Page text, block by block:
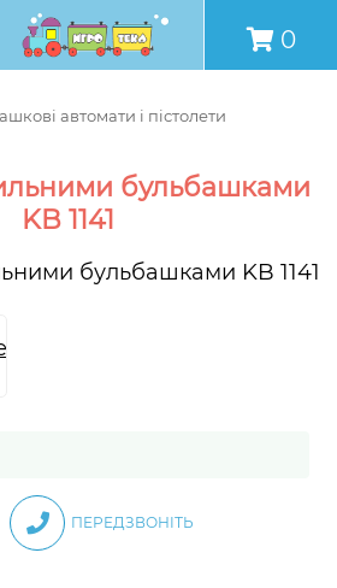
0
автомати і пістолети
бульбашками
KB 1141
ПЕРЕДЗВОНІТЬ